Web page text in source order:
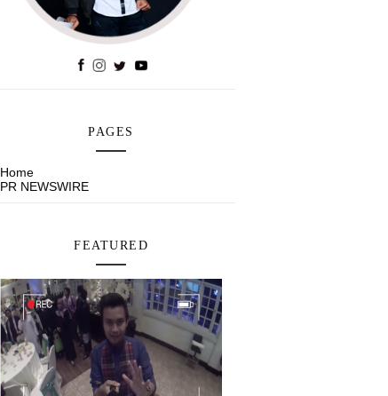
PAGES
Home
PR NEWSWIRE
FEATURED